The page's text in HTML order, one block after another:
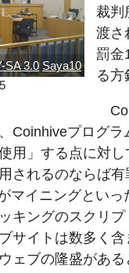
SA 3.0 Saya10
裁判
渡さ
罰金
る方
Coinhiveプログ
用」する点に対
されるのならば
マイニングとい
キングのスクリ
サイトは数多く
ェブの隆盛があ